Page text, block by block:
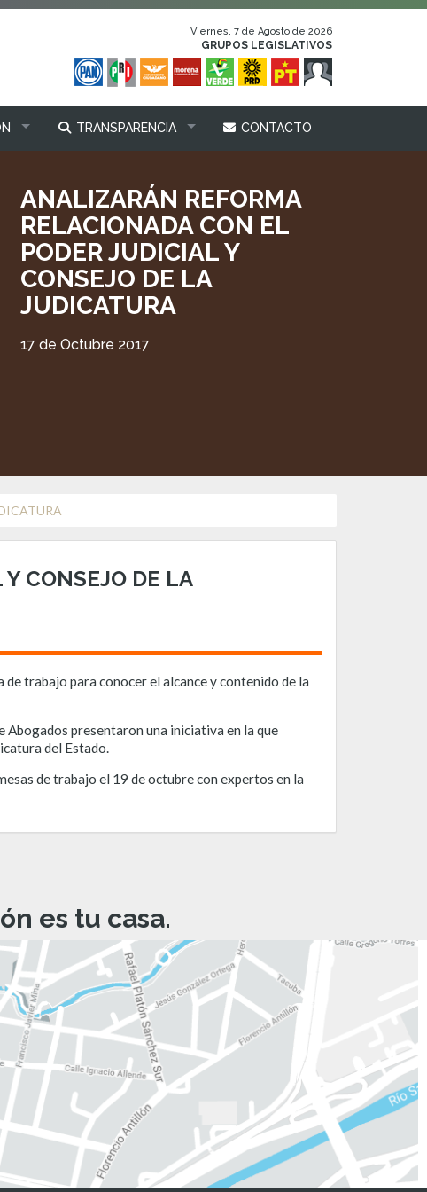
Viernes, 7 de Agosto de 2026
GRUPOS LEGISLATIVOS
TRANSPARENCIA CONTACTO
ANALIZARÁN REFORMA
RELACIONADA CON EL
PODER JUDICIAL Y
CONSEJO DE LA
JUDICATURA
17 de Octubre 2017
CONSEJO DE LA
trabajo para conocer el alcance y contenido de la
presentaron una iniciativa en la que
del Estado.
de trabajo el 19 de octubre con expertos en la
es tu casa.